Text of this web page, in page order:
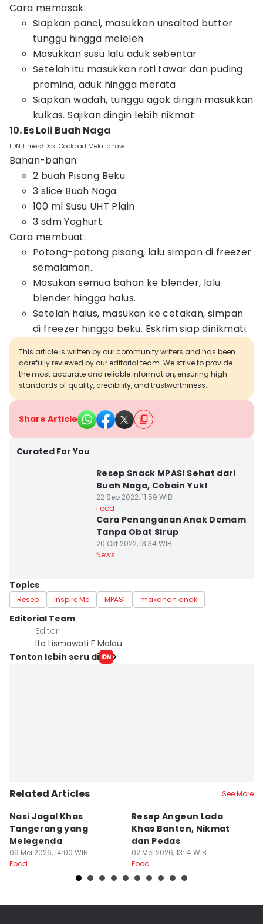
Cara memasak:
Siapkan panci, masukkan unsalted butter
tunggu hingga meleleh
Masukkan susu lalu aduk sebentar
Setelah itu masukkan roti tawar dan puding
promina, aduk hingga merata
Siapkan wadah, tunggu agak dingin masukkan
kulkas. Sajikan dingin lebih nikmat.
10. Es Loli Buah Naga
IDN Times/Dok. Cookpad Melaliahaw
Bahan-bahan:
2 buah Pisang Beku
3 slice Buah Naga
100 ml Susu UHT Plain
3 sdm Yoghurt
Cara membuat:
Potong-potong pisang, lalu simpan di freezer
semalaman.
Masukan semua bahan ke blender, lalu
blender hingga halus.
Setelah halus, masukan ke cetakan, simpan
di freezer hingga beku. Eskrim siap dinikmati.
This article is written by our community writers and has been
carefully reviewed by our editorial team. We strive to provide
the most accurate and reliable information, ensuring high
standards of quality, credibility, and trustworthiness.
Share Article
Curated For You
Resep Snack MPASI Sehat dari
Buah Naga, Cobain Yuk!
22 Sep 2022, 11:59 WIB
Food
Cara Penanganan Anak Demam
Tanpa Obat Sirup
20 Okt 2022, 13:34 WIB
News
Topics
Resep Inspire Me MPASI makanan anak
Editorial Team
Editor
Ita Lismawati F Malau
Tonton lebih seru di
Related Articles See More
Nasi Jagal Khas
Tangerang yang
Melegenda
09 Mei 2026, 14:00 WIB
Food
Resep Angeun Lada
Khas Banten, Nikmat
dan Pedas
02 Mei 2026, 13:14 WIB
Food